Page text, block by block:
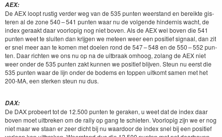
AEX:
De AEXloopt rustig verder weg van de 535 pun­ten weer­stand en bereik­te gis­
teren al de zone 540–541 pun­ten waar nu de vol­gende hin­der­nis wacht, de
index ger­aakt daar voor­lop­ig nog niet boven. Als de AEXwel boven die 541
pun­ten weet te sluiten dan kri­j­gen we meteen weer een posi­tief sig­naal, dan zit
er snel meer aan te komen met doe­len rond de 547–548 en de 550–552 pun­
ten. Daar richt­en we ons nu op na de uit­braak omhoog, zolang de AEXniet
weer onder de 535 pun­ten zakt kun­nen we posi­tief bli­jven. Ste­un nu eerst die
535 pun­ten waar de lijn onder de bodems en top­pen uitkomt samen met het
200-MA, een sterken ste­un nu dus.
DAX:
De DAXprobeert tot de 12.500 pun­ten te ger­ak­en, u weet dat de index daar
boven moet uit­breken om de ral­ly op gang te schi­eten. Voor­lop­ig zijn we er nog
niet maar we staan er zeer dicht bij nu waar­door de index snel bij een posi­tief